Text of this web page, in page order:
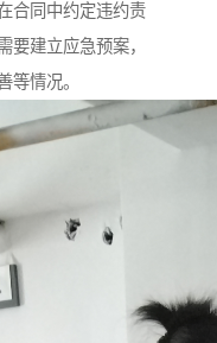
合同中约定违约责
要建立应急预案，
等情况。